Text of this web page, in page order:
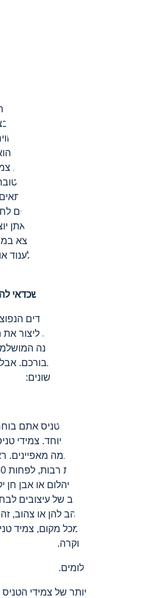
יותר הקיימים היום. אז נכון
לכך רבות, אך הצמידים זכו
לצמידי הטניס ישנם יתרונות רבים
אחד מאתנו יכיר. דבר ראשון אי
מצד אחד מדובר בעיצוב עדין עם
זהו עיצוב דומיננטי המעניק
לב אליו. שנית, זהו צמיד המשלב בין
נוחה, ולכן הוא מבוקש כל כך בקרב
בהשוואה לצמידים אחרים מדובר
אשר מתאים לכל מצב ובכל מזג
לענוד את הצמיד ביום קיץ חם, כי
ואינו מושפע מן הזעה. מכל מקום,
צמיד טניס לגבר הוא הבחירה
לעשות. ולבסוף, צמיד הטניס
ללבוש. כשמו כן הוא, הוא מתאים
סיבה לא להיראות טוב כאשר אתן
צמיד זה יהמם את כל מי שנמצא
או אירוע מרגש. כך שאפשר לענוד
כל הסוגים של צמידי טניס שכדאי
צמידי טניס הם מבין הצמידים
להיום. אם אתם מעוניינים ליצור
ולהעניק לאישה את המתנה
הבחירה הטובה ביותר עבורכם.
את סוגי צמידי הטניס השונים:
לא משנה אילו צמידי טניס אתם
צמידים יוקרתיים במיוחד. צמידי
מצמידים אחרים בכמה מאפיינים.
בכל חוליה משובץ יהלום או אבן חן
מגיעים במגוון רחב של עיצובים
הטניס עשויים מזהב להן או צהוב,
המראה היוקתי. מכל מקום, צמיד
שמשדר הרבה יוקרה.
*צמידי טניס יהלומים.
העיטור הנפוץ יותר של צמידי